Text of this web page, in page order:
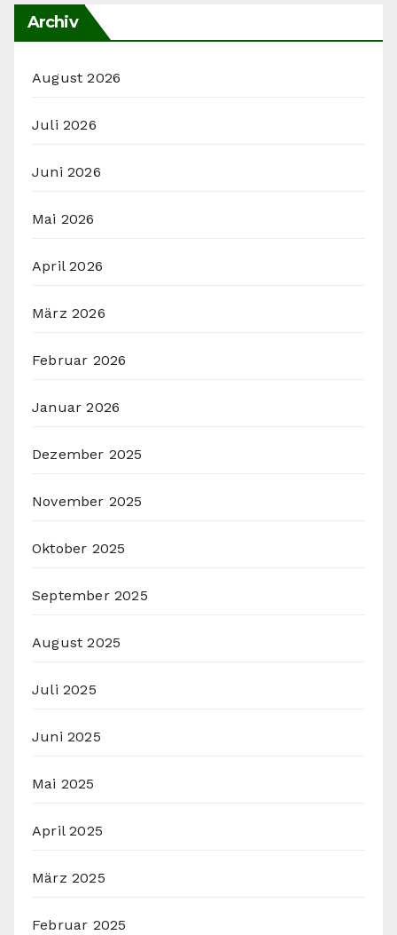
Archiv
August 2026
Juli 2026
Juni 2026
Mai 2026
April 2026
März 2026
Februar 2026
Januar 2026
Dezember 2025
November 2025
Oktober 2025
September 2025
August 2025
Juli 2025
Juni 2025
Mai 2025
April 2025
März 2025
Februar 2025